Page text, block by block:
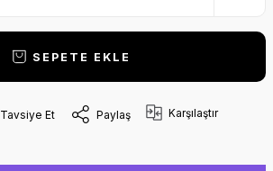
SEPETE EKLE
Tavsiye Et Paylaş Karşılaştır